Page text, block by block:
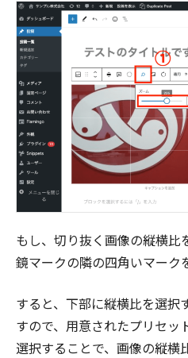
もし、切り抜く画像の縦横
鏡マークの隣の四角いマーク
すると、下部に縦横比を選択
すので、用意されたプリセッ
選択することで、画像の縦横